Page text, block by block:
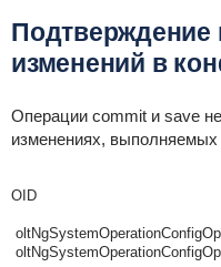
Подтверждение
изменений в
Операции commit и save
изменениях, выполняемых
OID